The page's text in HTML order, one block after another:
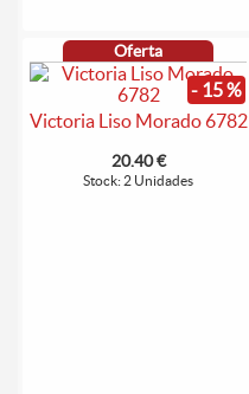
Oferta
- 15 %
Victoria Liso Morado 6782
20.40 €
Stock: 2 Unidades